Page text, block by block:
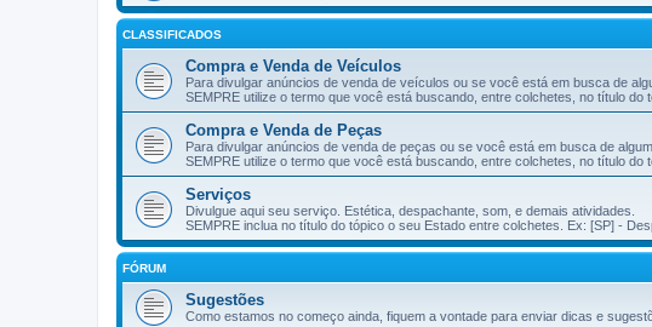
CLASSIFICADOS
Compra e Venda de Veículos
Para divulgar anúncios de venda de veículos ou se você está em busca de
SEMPRE utilize o termo que você está buscando, entre colchetes, no título do
Compra e Venda de Peças
Para divulgar anúncios de venda de peças ou se você está em busca de
SEMPRE utilize o termo que você está buscando, entre colchetes, no título do
Serviços
Divulgue aqui seu serviço. Estética, despachante, som, e demais atividades.
SEMPRE inclua no título do tópico o seu Estado entre colchetes. Ex: [SP] -
FÓRUM
Sugestões
Como estamos no começo ainda, fiquem a vontade para enviar dicas e